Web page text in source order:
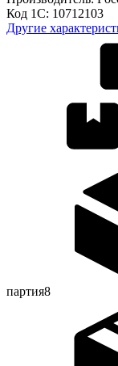
Код 1С: 10712103
Другие
партия8